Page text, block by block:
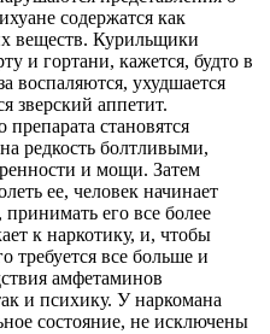
содержатся как
веществ. Курильщики
и гортани, кажется, будто в
воспаляются, ухудшается
зверский аппетит.
становятся
редкость болтливыми,
и мощи. Затем
ее, человек начинает
его все более
к наркотику, и, чтобы
требуется все больше и
амфетаминов
и психику. У наркомана
состояние, не исключены